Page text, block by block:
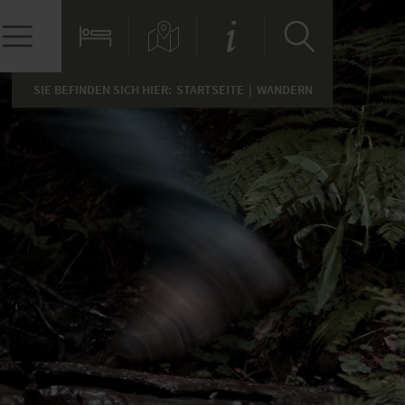
SIE BEFINDEN SICH HIER: STARTSEITE WANDERN